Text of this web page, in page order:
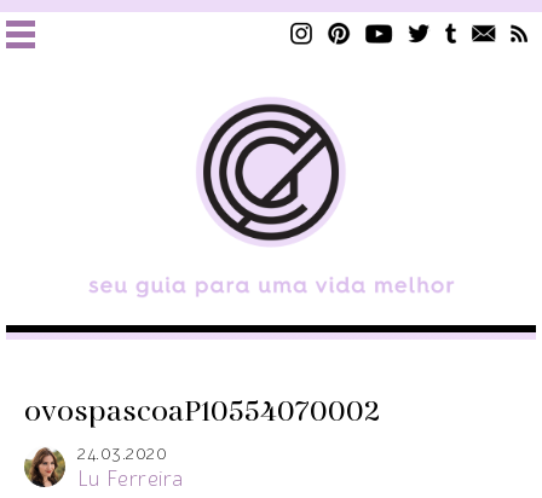
ovospascoaP10554070002
24.03.2020
Lu Ferreira